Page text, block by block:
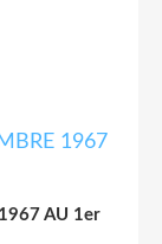
AU 1er